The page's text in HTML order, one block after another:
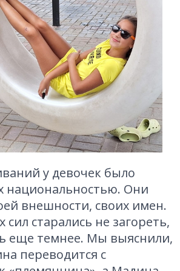
у девочек было
национальностью. Они
внешности, своих имен.
сил старались не загореть,
еще темнее. Мы выяснили,
переводится с